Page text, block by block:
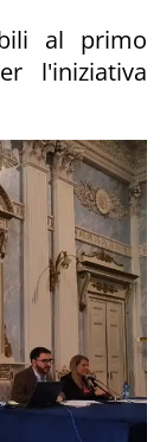
al primo
l'iniziativa